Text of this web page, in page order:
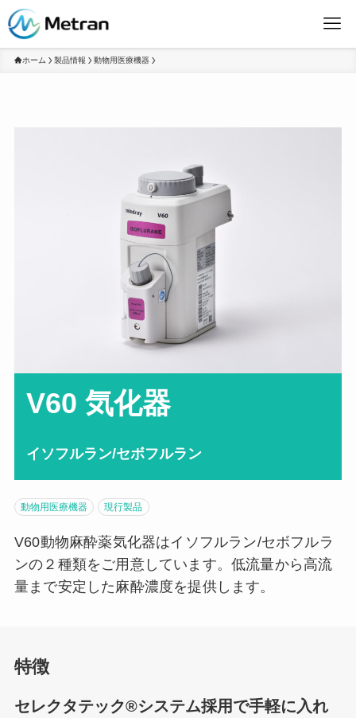
ホーム 製品情報 動物用医療機器
V60 気化器
イソフルラン/セボフルラン
動物用医療機器 現行製品
V60動物麻酔薬気化器はイソフルラン/セボフルラ
ンの２種類をご用意しています。低流量から高流
量まで安定した麻酔濃度を提供します。
特徴
セレクタテック®システム採用で手軽に入れ